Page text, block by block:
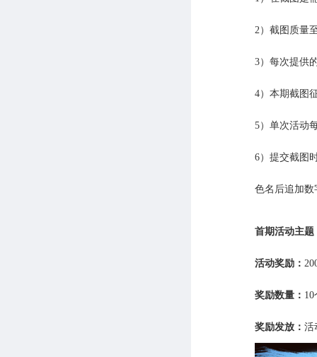
2）截图质量
3）每次提供
4）本期截图
5）单次活动
6）提交截图
色名后追加数
首期活动主题
活动奖励：
奖励数量：
奖励发放： 活